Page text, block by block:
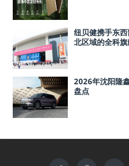
纽贝健携手东
北区域的全科
2026年沈阳隆
盘点